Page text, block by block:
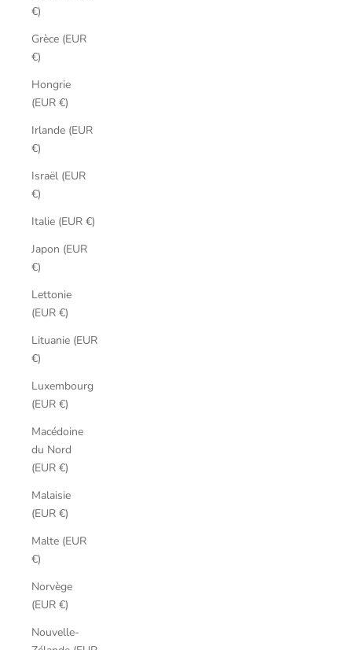
€)
Grèce (EUR
€)
Hongrie
(EUR €)
Irlande (EUR
€)
Israël (EUR
€)
Italie (EUR €)
Japon (EUR
€)
Lettonie
(EUR €)
Lituanie (EUR
€)
Luxembourg
(EUR €)
Macédoine
du Nord
(EUR €)
Malaisie
(EUR €)
Malte (EUR
€)
Norvège
(EUR €)
Nouvelle-